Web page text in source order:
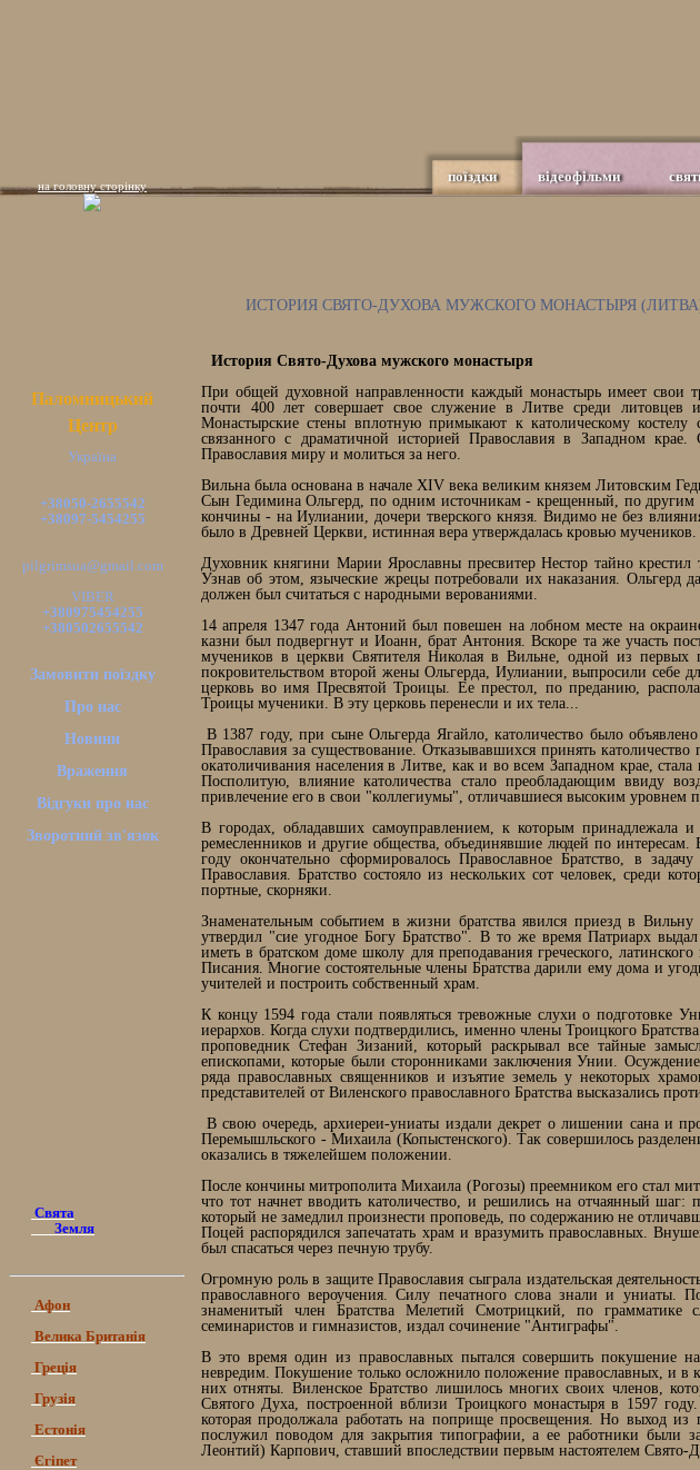
поїздки відеофільми
на головну сторінку
Паломницький
Центр
Україна
+38050-2655542
+38097-5454255
pilgrimsua@gmail.com
VIBER
+380975454255
+380502655542
Замовити поїздку
Про нас
Новини
Враження
Відгуки про нас
Зворотний зв'язок
Свята
Земля
Афон
Велика Британія
Греція
Грузія
Естонія
Єгіпет
ИСТОРИЯ СВЯТО-ДУХОВА МУЖСКОГО МОНАСТЫРЯ
История Свято-Духова мужского монастыря
При общей духовной направленности каждый монастырь имеет свои
почти 400 лет совершает свое служение в Литве среди литовцев
Монастырские стены вплотную примыкают к католическому
связанного с драматичной историей Православия в Западном
Православия миру и молиться за него.
Вильна была основана в начале XIV века великим князем Литовским
Сын Гедимина Ольгерд, по одним источникам - крещенный, по
кончины - на Иулиании, дочери тверского князя. Видимо не без
было в Древней Церкви, истинная вера утверждалась кровью мучеников.
Духовник княгини Марии Ярославны пресвитер Нестор тайно
Узнав об этом, языческие жрецы потребовали их наказания.
должен был считаться с народными верованиями.
14 апреля 1347 года Антоний был повешен на лобном месте на
казни был подвергнут и Иоанн, брат Антония. Вскоре та же участь
мучеников в церкви Святителя Николая в Вильне, одной из первых
покровительством второй жены Ольгерда, Иулиании, выпросили себе
церковь во имя Пресвятой Троицы. Ее престол, по преданию,
Троицы мученики. В эту церковь перенесли и их тела...
В 1387 году, при сыне Ольгерда Ягайло, католичество было
Православия за существование. Отказывавшихся принять
окатоличивания населения в Литве, как и во всем Западном крае,
Посполитую, влияние католичества стало преобладающим ввиду
привлечение его в свои "коллегиумы", отличавшиеся высоким уровнем
В городах, обладавших самоуправлением, к которым принадлежала и
ремесленников и другие общества, объединявшие людей по
году окончательно сформировалось Православное Братство, в
Православия. Братство состояло из нескольких сот человек, среди
портные, скорняки.
Знаменательным событием в жизни братства явился приезд в
утвердил "сие угодное Богу Братство". В то же время Патриарх
иметь в братском доме школу для преподавания греческого,
Писания. Многие состоятельные члены Братства дарили ему дома и
учителей и построить собственный храм.
К концу 1594 года стали появляться тревожные слухи о подготовке
иерархов. Когда слухи подтвердились, именно члены Троицкого
проповедник Стефан Зизаний, который раскрывал все тайные
епископами, которые были сторонниками заключения Унии.
ряда православных священников и изъятие земель у некоторых
представителей от Виленского православного Братства высказались
В свою очередь, архиереи-униаты издали декрет о лишении сана и
Перемышльского - Михаила (Копыстенского). Так совершилось
оказались в тяжелейшем положении.
После кончины митрополита Михаила (Рогозы) преемником его стал
что тот начнет вводить католичество, и решились на отчаянный
который не замедлил произнести проповедь, по содержанию не
Поцей распорядился запечатать храм и вразумить православных.
был спасаться через печную трубу.
Огромную роль в защите Православия сыграла издательская
православного вероучения. Силу печатного слова знали и
знаменитый член Братства Мелетий Смотрицкий, по грамматике
семинаристов и гимназистов, издал сочинение "Антиграфы".
В это время один из православных пытался совершить покушение
невредим. Покушение только осложнило положение православных, и
них отняты. Виленское Братство лишилось многих своих членов,
Святого Духа, построенной вблизи Троицкого монастыря в 1597
которая продолжала работать на поприще просвещения. Но выход
послужил поводом для закрытия типографии, а ее работники
Леонтий) Карпович, ставший впоследствии первым настоятелем Свято-